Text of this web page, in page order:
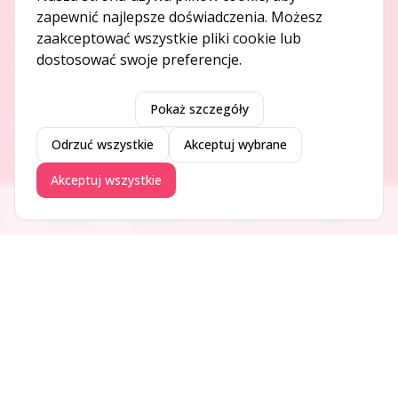
O NAS
O serwisie
Kontakt
DODAJ I PROMUJ
Dodaj ogłoszenie
Dodaj firmę
Promuj ogłoszenie
Ogłoszenia Aktualności Firmy Blog
zapewnić najlepsze doświadczenia. Możesz
zaakceptować wszystkie pliki cookie lub
dostosować swoje preferencje.
Pokaż szczegóły
Odrzuć wszystkie Akceptuj wybrane
Akceptuj wszystkie